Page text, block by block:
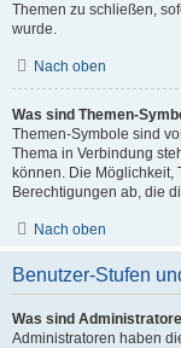
Themen zu schließen,
wurde.
Nach oben
Was sind Themen-
Themen-Symbole sind
Thema in Verbindung
können. Die Möglichkeit,
Berechtigungen ab, die
Nach oben
Benutzer-Stufen
Was sind
Administratoren haben